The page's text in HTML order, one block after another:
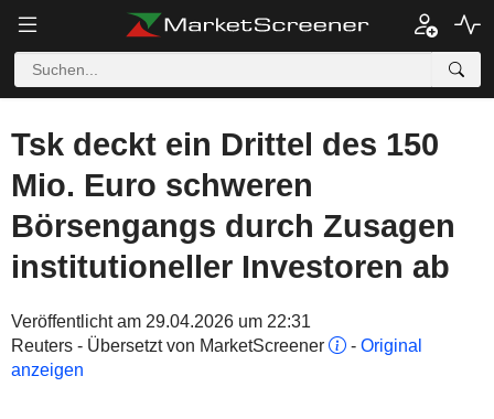
Tsk deckt ein Drittel des 150
Mio. Euro schweren
Börsengangs durch Zusagen
institutioneller Investoren ab
Veröffentlicht am 29.04.2026 um 22:31
Reuters - Übersetzt von MarketScreener
- Original
anzeigen